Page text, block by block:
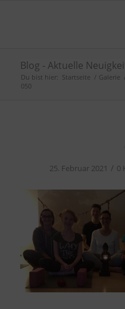
Blog - Aktuelle
Du bist hier: Startseite / Galerie
050
25. Februar 2021 / 0